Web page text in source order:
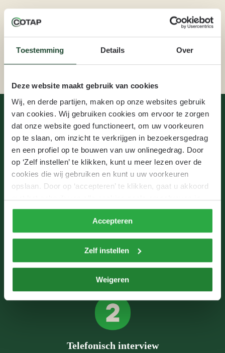
Toestemming Details Over
Deze website maakt gebruik van cookies
Wij, en derde partijen, maken op onze websites gebruik
van cookies. Wij gebruiken cookies om ervoor te zorgen
dat onze website goed functioneert, om uw voorkeuren
op te slaan, om inzicht te verkrijgen in bezoekersgedrag
en een profiel op te bouwen van uw onlinegedrag. Door
op ‘Zelf instellen’ te klikken, kunt u meer lezen over de
cookies die wij gebruiken en kunt u uw voorkeuren
opslaan. Door op ‘accepteren’ te klikken, gaat u akkoord
met het gebruik van alle cookies zoals omschreven in
onzeprivacyverklaring.
Accepteren
Zelf instellen
Weigeren
Deel vacature
Zo gaat solliciteren bij ons
Wij zijn er klaar voor, en jij? Tijdens het
sollicitatieproces doorloop je een aantal stappen
zodat jij en wij zeker weten dat er een cultuurfit is met
Cotap, jij jezelf hier kunt ontwikkelen en dat de
functie bij jou past.
Jij solliciteert
Hoera! Jij hebt op onze website gesolliciteerd bij
Cotap op een leuke vacature.
Telefonisch interview